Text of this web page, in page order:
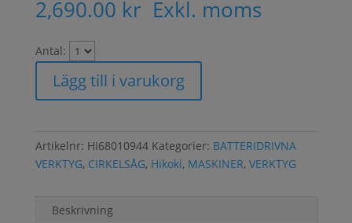
2,690.00 kr Exkl. moms
Antal:
Lägg till i varukorg
Artikelnr: HI68010944 Kategorier: BATTERIDRIVNA
VERKTYG, CIRKELSÅG, Hikoki, MASKINER, VERKTYG
Beskrivning